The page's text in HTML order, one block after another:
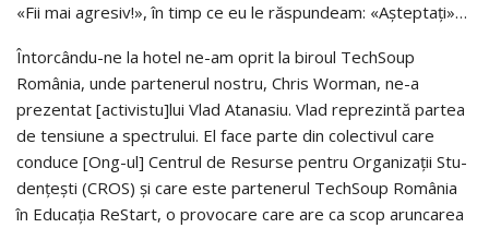
«Fii mai agresiv!», în timp ce eu le răspundeam: «Aşteptaţi»…
Întorcându-ne la hotel ne-am oprit la biroul TechSoup
România, unde partenerul nostru, Chris Worman, ne-a
prezentat [activistu]lui Vlad Atanasiu. Vlad reprezintă partea
de tensiune a spectrului. El face parte din colectivul care
conduce [Ong-ul] Centrul de Resurse pentru Organizaţii Stu­
denţeşti (CROS) şi care este partenerul TechSoup România
în Educaţia ReStart, o provocare care are ca scop aruncarea